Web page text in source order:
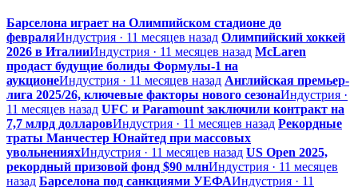
Барселона играет на Олимпийском стадионе до
февраляИндустрия · 11 месяцев назад Олимпийский хоккей
2026 в ИталииИндустрия · 11 месяцев назад McLaren
продаст будущие болиды Формулы-1 на
аукционеИндустрия · 11 месяцев назад Английская премьер-
лига 2025/26, ключевые факторы нового сезонаИндустрия ·
11 месяцев назад UFC и Paramount заключили контракт на
7,7 млрд долларовИндустрия · 11 месяцев назад Рекордные
траты Манчестер Юнайтед при массовых
увольненияхИндустрия · 11 месяцев назад US Open 2025,
рекордный призовой фонд $90 млнИндустрия · 11 месяцев
назад Барселона под санкциями УЕФАИндустрия · 11